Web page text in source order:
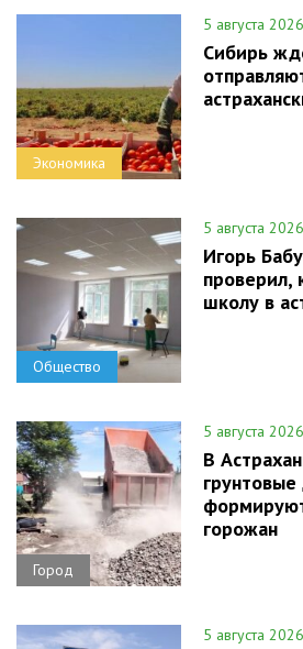
Экономика
5 августа
Сибирь
Общество
5 августа
Игорь
проверил,
школу в
Город
5 августа
В
горожан
5 августа